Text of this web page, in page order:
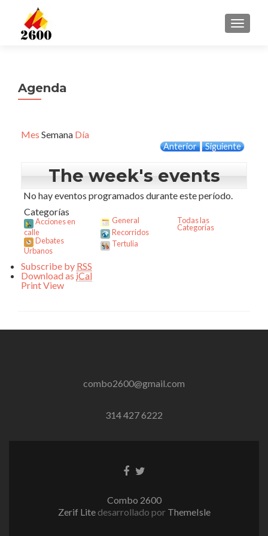
Agenda
Mes Semana Día
Anterior Siguiente
The week's events
No hay eventos programados durante este período.
Categorías
Acciones en
calle
Debates
Urbanos
General
Recorridos
Tertulia
Todas las
Categorías
Subscribe by RSS
Download as iCal
PrintView
combo2600@gmail.com
314 427 6222
EnlaceEnlace
Combo 2600
Zerif Lite desarrollado por ThemeIsle